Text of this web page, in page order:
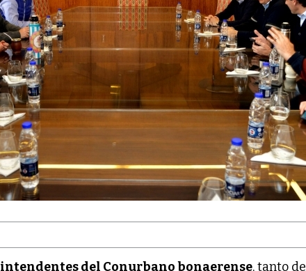
intendentes del Conurbano bonaerense, tanto de